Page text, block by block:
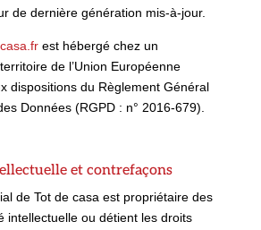
de dernière génération mis-à-jour.
est hébergé chez un
de l’Union Européenne
dispositions du Règlement Général
Données (RGPD : n° 2016-679).
et contrefaçons
de Tot de casa est propriétaire des
intellectuelle ou détient les droits